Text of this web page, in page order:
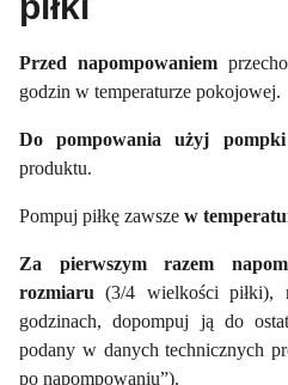
Przed napompowaniem
godzin w temperaturze pokojowej.
Do pompowania użyj
produktu.
Pompuj piłkę zawsze w
Za pierwszym razem
rozmiaru (3/4 wielkości piłki),
godzinach, dopompuj ją do
podany w danych technicznych
po napompowaniu”).